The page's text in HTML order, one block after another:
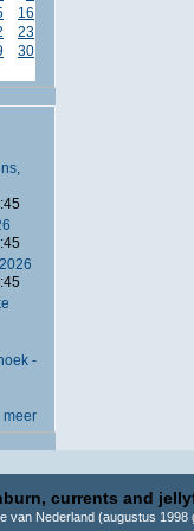
16
23
30
-
meer
currents and
van Nederland (augustus 1998